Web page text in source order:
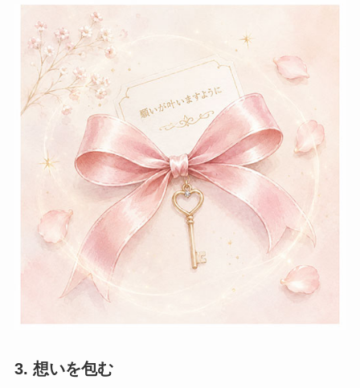
3. 想いを包む